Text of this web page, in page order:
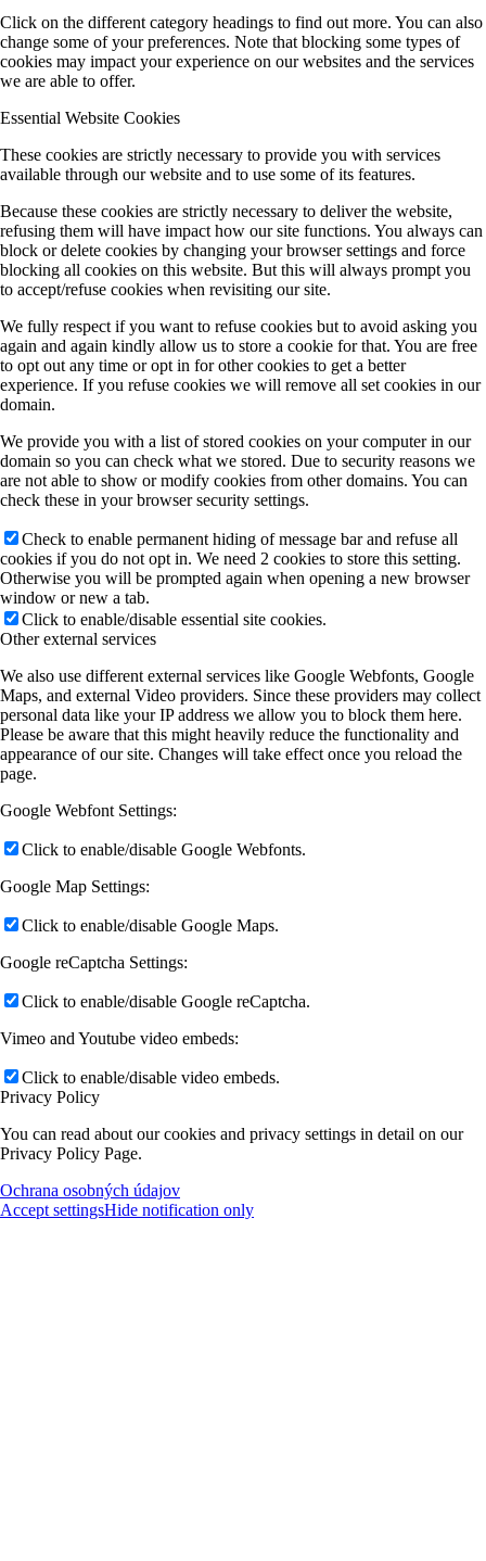
Click on the different category headings to find out more. You can also
change some of your preferences. Note that blocking some types of
cookies may impact your experience on our websites and the services
we are able to offer.
Essential Website Cookies
These cookies are strictly necessary to provide you with services
available through our website and to use some of its features.
Because these cookies are strictly necessary to deliver the website,
refusing them will have impact how our site functions. You always can
block or delete cookies by changing your browser settings and force
blocking all cookies on this website. But this will always prompt you
to accept/refuse cookies when revisiting our site.
We fully respect if you want to refuse cookies but to avoid asking you
again and again kindly allow us to store a cookie for that. You are free
to opt out any time or opt in for other cookies to get a better
experience. If you refuse cookies we will remove all set cookies in our
domain.
We provide you with a list of stored cookies on your computer in our
domain so you can check what we stored. Due to security reasons we
are not able to show or modify cookies from other domains. You can
check these in your browser security settings.
Check to enable permanent hiding of message bar and refuse all
cookies if you do not opt in. We need 2 cookies to store this setting.
Otherwise you will be prompted again when opening a new browser
window or new a tab.
Click to enable/disable essential site cookies.
Other external services
We also use different external services like Google Webfonts, Google
Maps, and external Video providers. Since these providers may collect
personal data like your IP address we allow you to block them here.
Please be aware that this might heavily reduce the functionality and
appearance of our site. Changes will take effect once you reload the
page.
Google Webfont Settings:
Click to enable/disable Google Webfonts.
Google Map Settings:
Click to enable/disable Google Maps.
Google reCaptcha Settings:
Click to enable/disable Google reCaptcha.
Vimeo and Youtube video embeds:
Click to enable/disable video embeds.
Privacy Policy
You can read about our cookies and privacy settings in detail on our
Privacy Policy Page.
Ochrana osobných údajov
Accept settingsHide notification only